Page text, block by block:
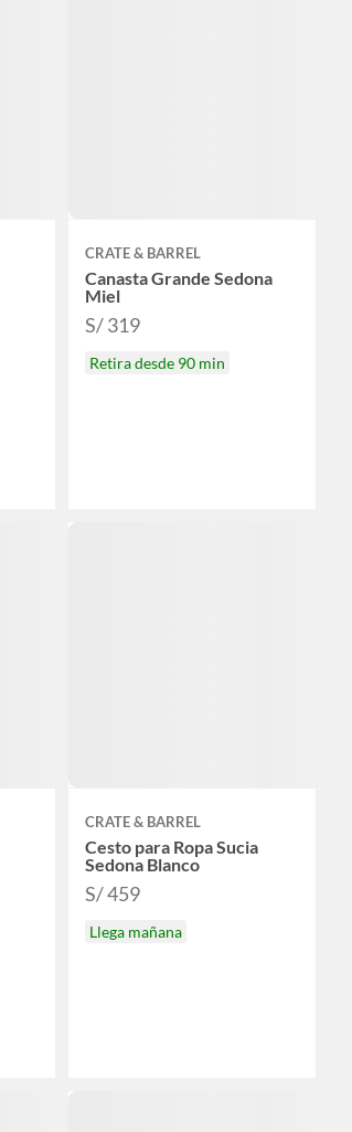
CRATE & BARREL
Canasta Grande Sedona
Miel
S/ 319
Retira desde 90 min
CRATE & BARREL
Cesto para Ropa Sucia
Sedona Blanco
S/ 459
Llega mañana